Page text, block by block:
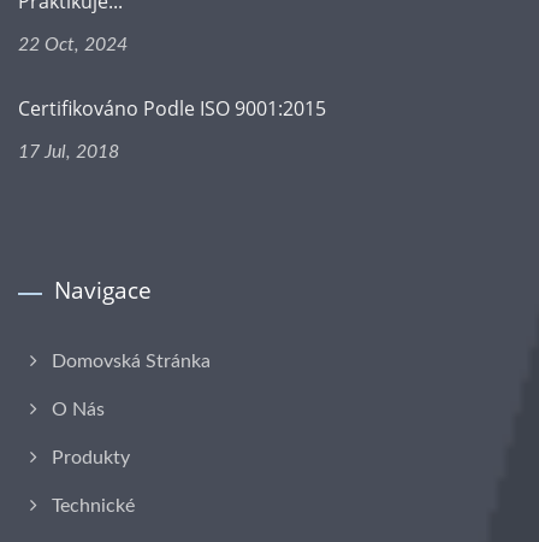
22 Oct, 2024
Certifikováno Podle ISO 9001:2015
17 Jul, 2018
Navigace
Domovská Stránka
O Nás
Produkty
Technické